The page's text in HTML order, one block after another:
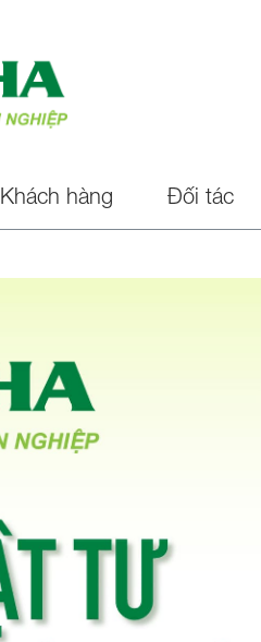
Khách hàng Đối tác